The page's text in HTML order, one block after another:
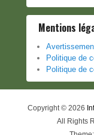
Mentions
Politique de
Politique de
Copyright © 2026
All Rights